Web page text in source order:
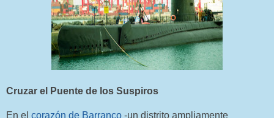
Cruzar el Puente de los Suspiros
En el corazón de Barranco -un distrito ampliamente